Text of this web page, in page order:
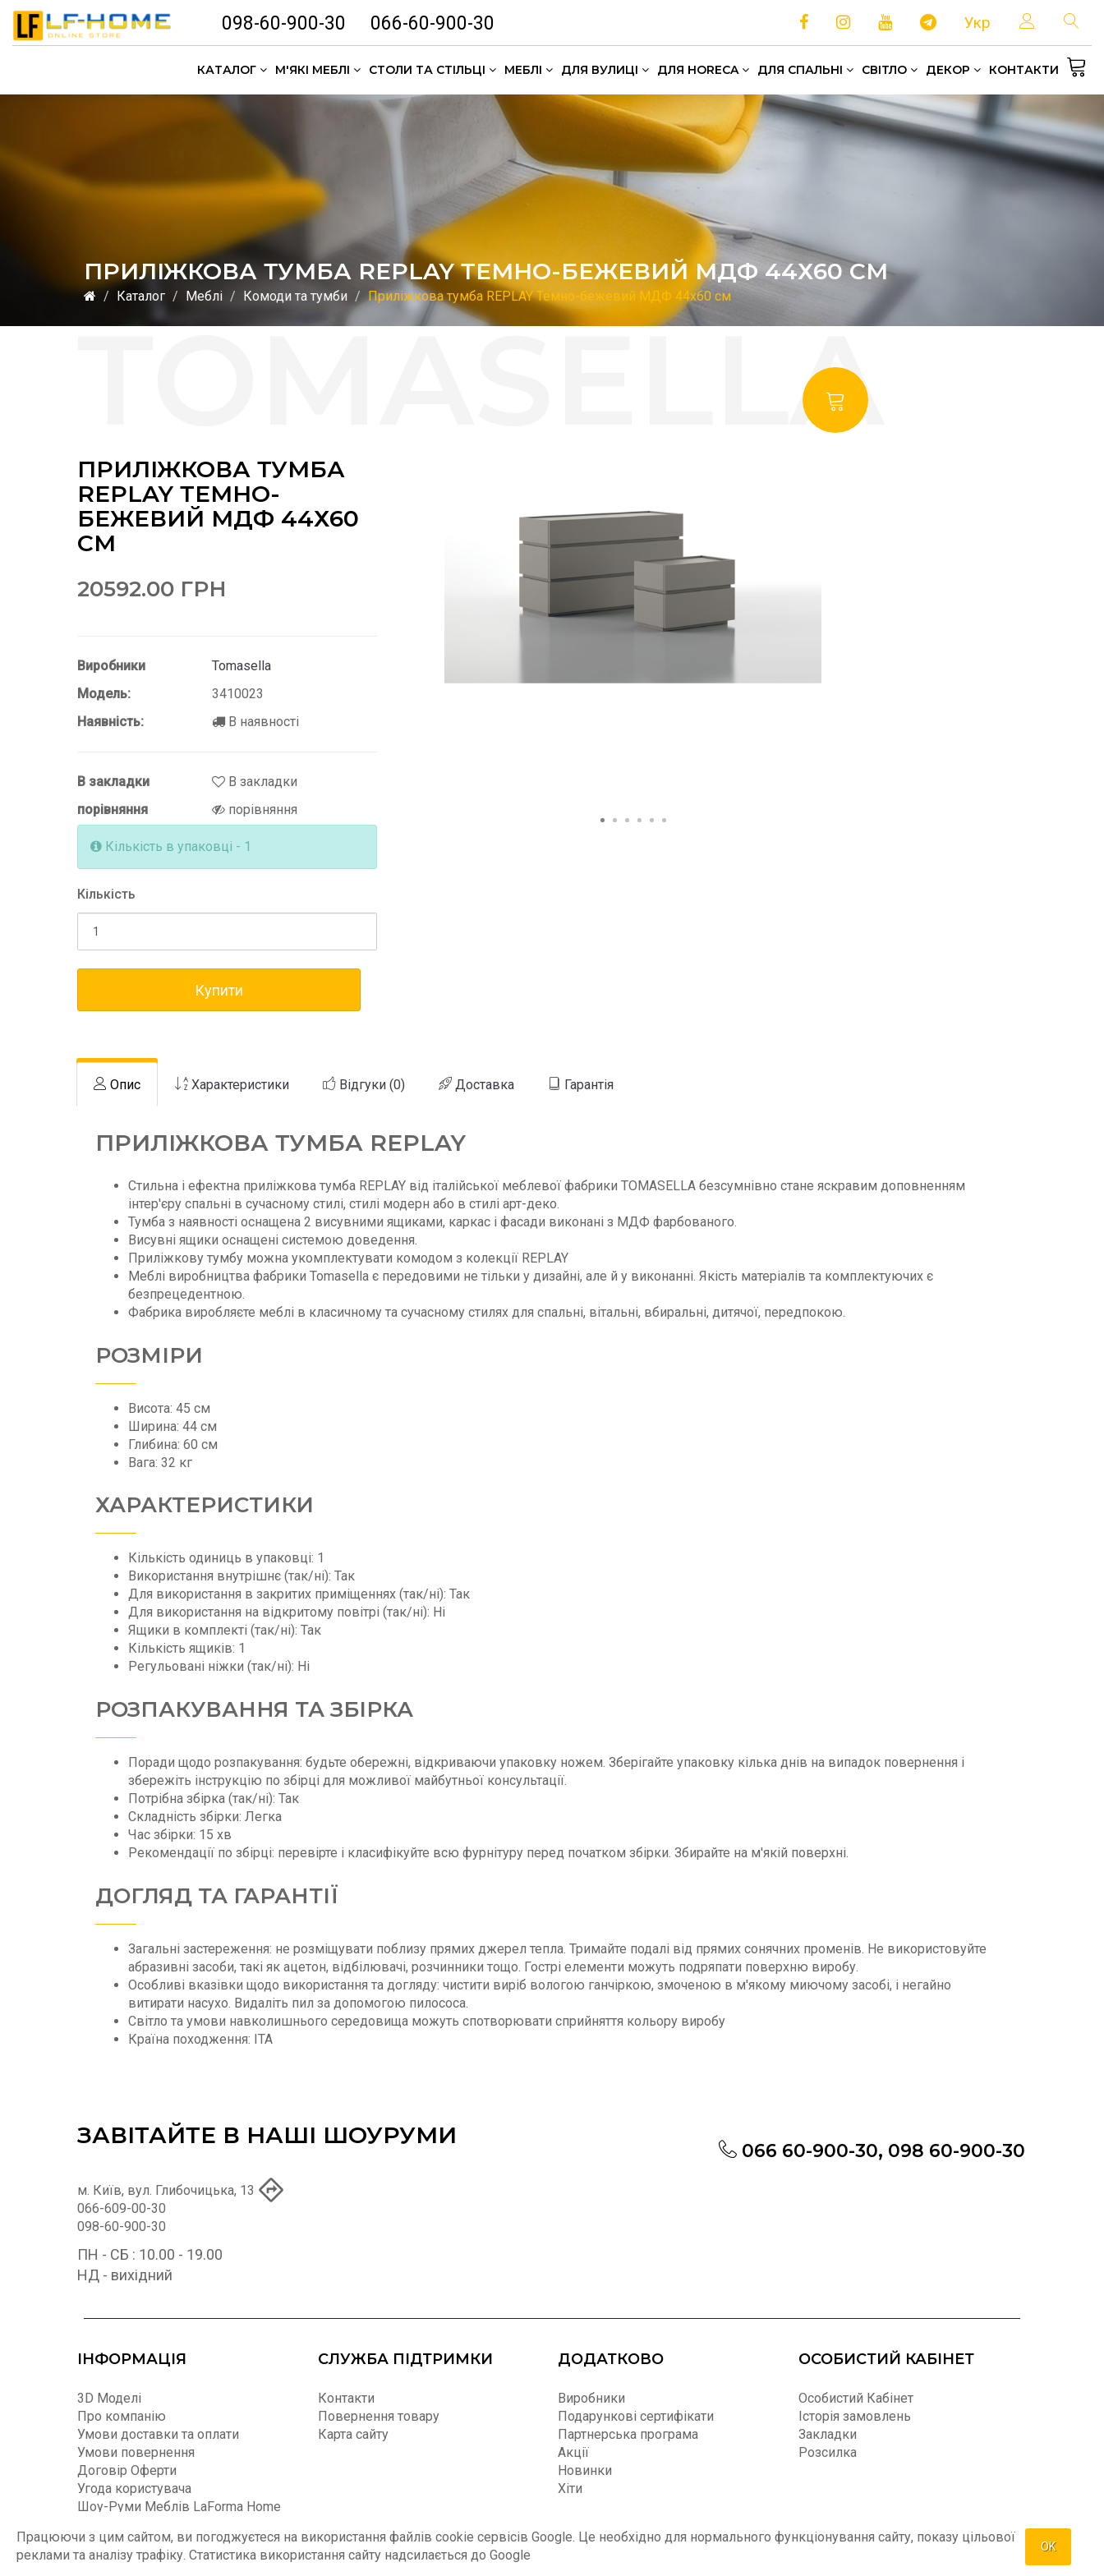
098-60-900-30 066-60-900-30 Укр
КАТАЛОГ М'ЯКІ МЕБЛІ СТОЛИ ТА СТІЛЬЦІ МЕБЛІ ДЛЯ ВУЛИЦІ ДЛЯ HORECA ДЛЯ СПАЛЬНІ СВІТЛО ДЕКОР КОНТАКТИ
ПРИЛІЖКОВА ТУМБА REPLAY ТЕМНО-БЕЖЕВИЙ МДФ 44Х60 СМ
Каталог Меблі Комоди та тумби Приліжкова тумба REPLAY Темно-бежевий МДФ 44х60 см
ПРИЛІЖКОВА ТУМБА
REPLAY ТЕМНО-
БЕЖЕВИЙ МДФ 44Х60
СМ
20592.00 ГРН
Виробники
Tomasella
Модель:
3410023
Наявність:
В наявності
В закладки
В закладки
порівняння
порівняння
Кількість в упаковці - 1
Кількість
Купити
Опис Характеристики Відгуки (0) Доставка Гарантія
ПРИЛІЖКОВА ТУМБА REPLAY
Стильна і ефектна приліжкова тумба REPLAY від італійської меблевої фабрики TOMASELLA безсумнівно стане яскравим доповненням
інтер'єру спальні в сучасному стилі, стилі модерн або в стилі арт-деко.
Тумба з наявності оснащена 2 висувними ящиками, каркас і фасади виконані з МДФ фарбованого.
Висувні ящики оснащені системою доведення.
Приліжкову тумбу можна укомплектувати комодом з колекції REPLAY
Меблі виробництва фабрики Tomasella є передовими не тільки у дизайні, але й у виконанні. Якість матеріалів та комплектуючих є
безпрецедентною.
Фабрика виробляєте меблі в класичному та сучасному стилях для спальні, вітальні, вбиральні, дитячої, передпокою.
РОЗМІРИ
Висота: 45 см
Ширина: 44 см
Глибина: 60 см
Вага: 32 кг
ХАРАКТЕРИСТИКИ
Кількість одиниць в упаковці: 1
Використання внутрішнє (так/ні): Так
Для використання в закритих приміщеннях (так/ні): Так
Для використання на відкритому повітрі (так/ні): Ні
Ящики в комплекті (так/ні): Так
Кількість ящиків: 1
Регульовані ніжки (так/ні): Ні
РОЗПАКУВАННЯ ТА ЗБІРКА
Поради щодо розпакування: будьте обережні, відкриваючи упаковку ножем. Зберігайте упаковку кілька днів на випадок повернення і
збережіть інструкцію по збірці для можливої майбутньої консультації.
Потрібна збірка (так/ні): Так
Складність збірки: Легка
Час збірки: 15 хв
Рекомендації по збірці: перевірте і класифікуйте всю фурнітуру перед початком збірки. Збирайте на м'якій поверхні.
ДОГЛЯД ТА ГАРАНТІЇ
Загальні застереження: не розміщувати поблизу прямих джерел тепла. Тримайте подалі від прямих сонячних променів. Не використовуйте
абразивні засоби, такі як ацетон, відбілювачі, розчинники тощо. Гострі елементи можуть подряпати поверхню виробу.
Особливі вказівки щодо використання та догляду: чистити виріб вологою ганчіркою, змоченою в м'якому миючому засобі, і негайно
витирати насухо. Видаліть пил за допомогою пилососа.
Світло та умови навколишнього середовища можуть спотворювати сприйняття кольору виробу
Країна походження: ITA
ЗАВІТАЙТЕ В НАШІ ШОУРУМИ
м. Київ, вул. Глибочицька, 13
066-609-00-30
098-60-900-30
ПН - СБ : 10.00 - 19.00
НД - вихідний
066 60-900-30, 098 60-900-30
ІНФОРМАЦІЯ
3D Моделі
Про компанію
Умови доставки та оплати
Умови повернення
Договір Оферти
Угода користувача
Шоу-Руми Меблів LaForma Home
Умови експлуатації, зберігання та
догляду за меблями
СЛУЖБА ПІДТРИМКИ
Контакти
Повернення товару
Карта сайту
ДОДАТКОВО
Виробники
Подарункові сертифікати
Партнерська програма
Акції
Новинки
Хіти
ОСОБИСТИЙ КАБІНЕТ
Особистий Кабінет
Історія замовлень
Закладки
Розсилка
Працюючи з цим сайтом, ви погоджуєтеся на використання файлів cookie сервісів Google. Це необхідно для нормального функціонування сайту, показу цільової
реклами та аналізу трафіку. Статистика використання сайту надсилається до Google
OK